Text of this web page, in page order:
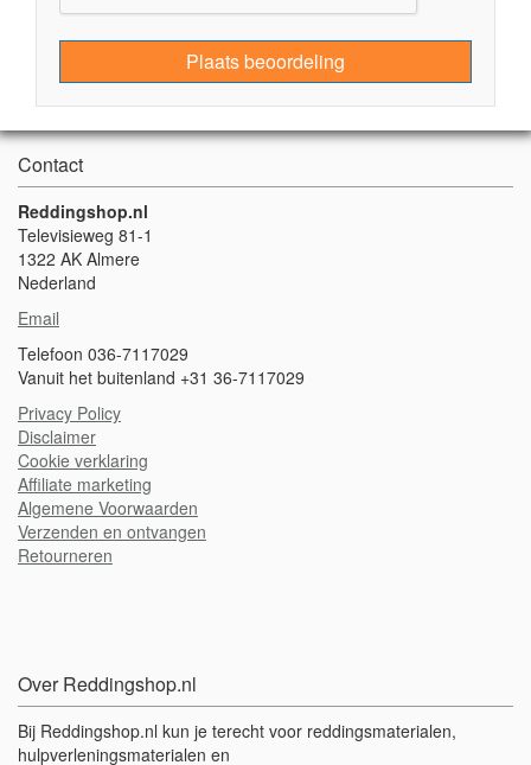
Plaats beoordeling
Contact
Reddingshop.nl
Televisieweg 81-1
1322 AK Almere
Nederland
Email
Telefoon 036-7117029
Vanuit het buitenland +31 36-7117029
Privacy Policy
Disclaimer
Cookie verklaring
Affiliate marketing
Algemene Voorwaarden
Verzenden en ontvangen
Retourneren
Over Reddingshop.nl
Bij Reddingshop.nl kun je terecht voor reddingsmaterialen,
hulpverleningsmaterialen en